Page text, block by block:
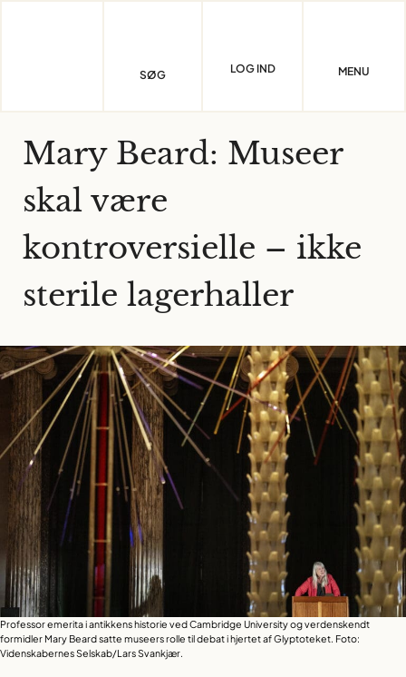
SØG LOG IND MENU
Mary Beard: Museer
skal være
kontroversielle – ikke
sterile lagerhaller
Professor emerita i antikkens historie ved Cambridge University og verdenskendt
formidler Mary Beard satte museers rolle til debat i hjertet af Glyptoteket. Foto:
Videnskabernes Selskab/Lars Svankjær.